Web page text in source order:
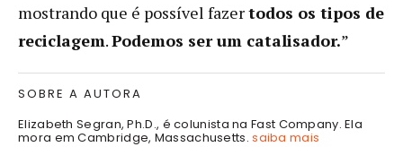
mostrando que é possível fazertodos os tipos de
reciclagem.Podemos ser um catalisador.”
SOBRE A AUTORA
Elizabeth Segran, Ph.D., é colunista na Fast Company. Ela
mora em Cambridge, Massachusetts.saiba mais